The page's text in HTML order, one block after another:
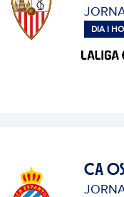
DIA I
CA